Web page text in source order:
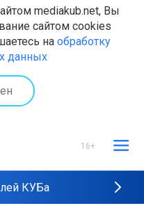
mediakub.net, Вы
сайтом cookies
на обработку
данных
16+
КУБа